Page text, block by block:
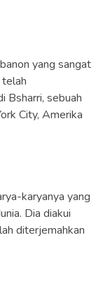
yang sangat
Bsharri, sebuah
City, Amerika
karyanya yang
Dia diakui
diterjemahkan